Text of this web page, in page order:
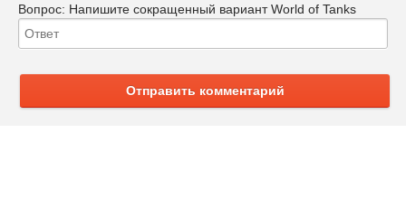
Вопрос: Напишите сокращенный вариант World of Tanks
Отправить комментарий